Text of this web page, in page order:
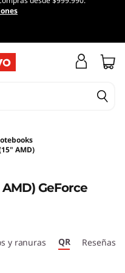
AMD)
AMD) GeForce
y ranuras QR Reseñas